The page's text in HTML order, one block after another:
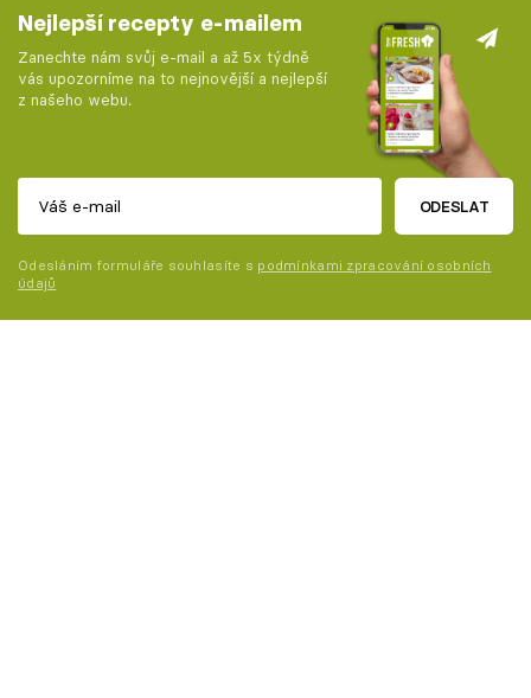
Nejlepší recepty e-mailem
Zanechte nám svůj e-mail a až 5x týdně
vás upozorníme na to nejnovější a nejlepší
z našeho webu.
ODESLAT
Odesláním formuláře souhlasíte s podmínkami zpracování osobních
údajů